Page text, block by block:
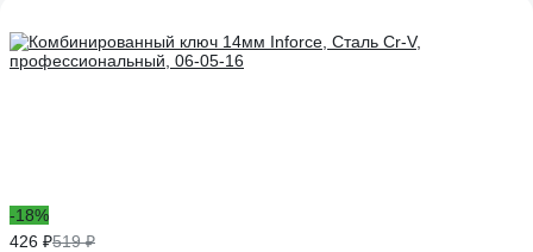
-18%
426 ₽519 ₽